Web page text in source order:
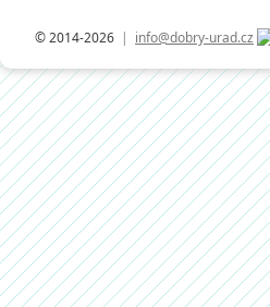
© 2014-2026 | info@dobry-urad.cz